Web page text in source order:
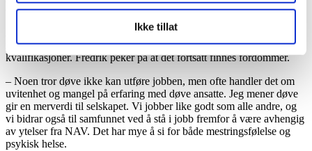
Ikke tillat
Det handler ofte om holdninger ikke kompetanse
Arbeidsledigheten blant døve og hørselshemmede er høy. Mange
møter stengte dører selv med god utdanning og solide
kvalifikasjoner. Fredrik peker på at det fortsatt finnes fordommer.
– Noen tror døve ikke kan utføre jobben, men ofte handler det om
uvitenhet og mangel på erfaring med døve ansatte. Jeg mener døve
gir en merverdi til selskapet. Vi jobber like godt som alle andre, og
vi bidrar også til samfunnet ved å stå i jobb fremfor å være avhengig
av ytelser fra NAV. Det har mye å si for både mestringsfølelse og
psykisk helse.